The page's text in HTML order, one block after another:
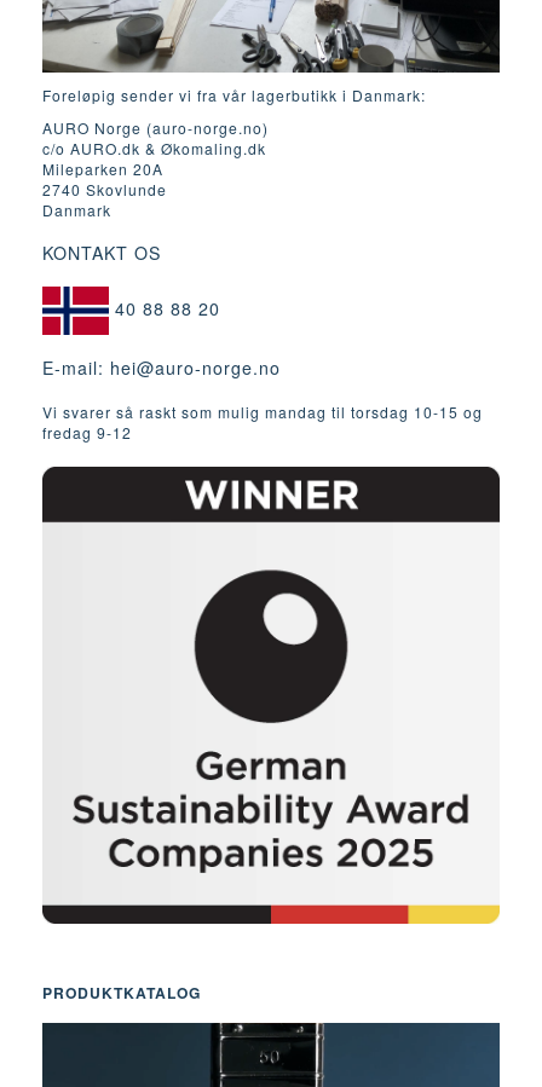
Foreløpig sender vi fra vår lagerbutikk i Danmark:
AURO Norge (auro-norge.no)
c/o AURO.dk & Økomaling.dk
Mileparken 20A
2740 Skovlunde
Danmark
KONTAKT OS
40 88 88 20
E-mail: hei@auro-norge.no
Vi svarer så raskt som mulig mandag til torsdag 10-15 og
fredag ​​9-12
PRODUKTKATALOG